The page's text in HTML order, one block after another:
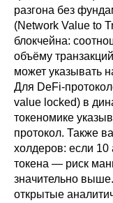
разгона без
(Network Value to
блокчейна:
объёму
может указывать
Для DeFi-
value locked) в
токеномике
протокол. Также
холдеров: если
токена — риск
значительно
открытые